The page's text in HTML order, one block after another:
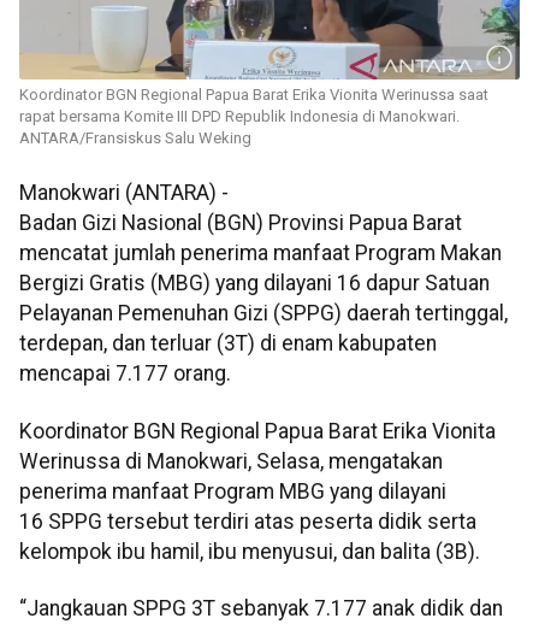
Koordinator BGN Regional Papua Barat Erika Vionita Werinussa saat
rapat bersama Komite III DPD Republik Indonesia di Manokwari.
ANTARA/Fransiskus Salu Weking
Manokwari (ANTARA) -
Badan Gizi Nasional (BGN) Provinsi Papua Barat
mencatat jumlah penerima manfaat Program Makan
Bergizi Gratis (MBG) yang dilayani 16 dapur Satuan
Pelayanan Pemenuhan Gizi (SPPG) daerah tertinggal,
terdepan, dan terluar (3T) di enam kabupaten
mencapai 7.177 orang.
Koordinator BGN Regional Papua Barat Erika Vionita
Werinussa di Manokwari, Selasa, mengatakan
penerima manfaat Program MBG yang dilayani
16 SPPG tersebut terdiri atas peserta didik serta
kelompok ibu hamil, ibu menyusui, dan balita (3B).
“Jangkauan SPPG 3T sebanyak 7.177 anak didik dan